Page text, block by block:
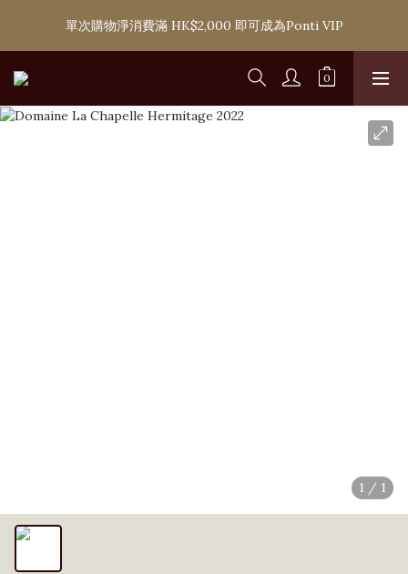
購滿 HK$1,800 即可享香港本地免費送貨服務，或選擇於6間分店
免費自取
單次購物淨消費滿 HK$2,000 即可成為Ponti VIP
購滿 HK$1,800 即可享香港本地免費送貨服務，或選擇於6間分店
1 / 1